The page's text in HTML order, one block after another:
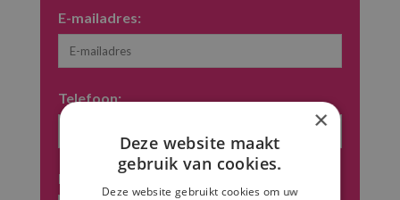
E-mailadres:
Telefoon:
Feest datum:
×
Deze website maakt
gebruik van cookies.
Deze website gebruikt cookies om uw